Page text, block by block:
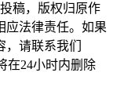
稿，版权归原作
应法律责任。如果
请联系我们
在24小时内删除